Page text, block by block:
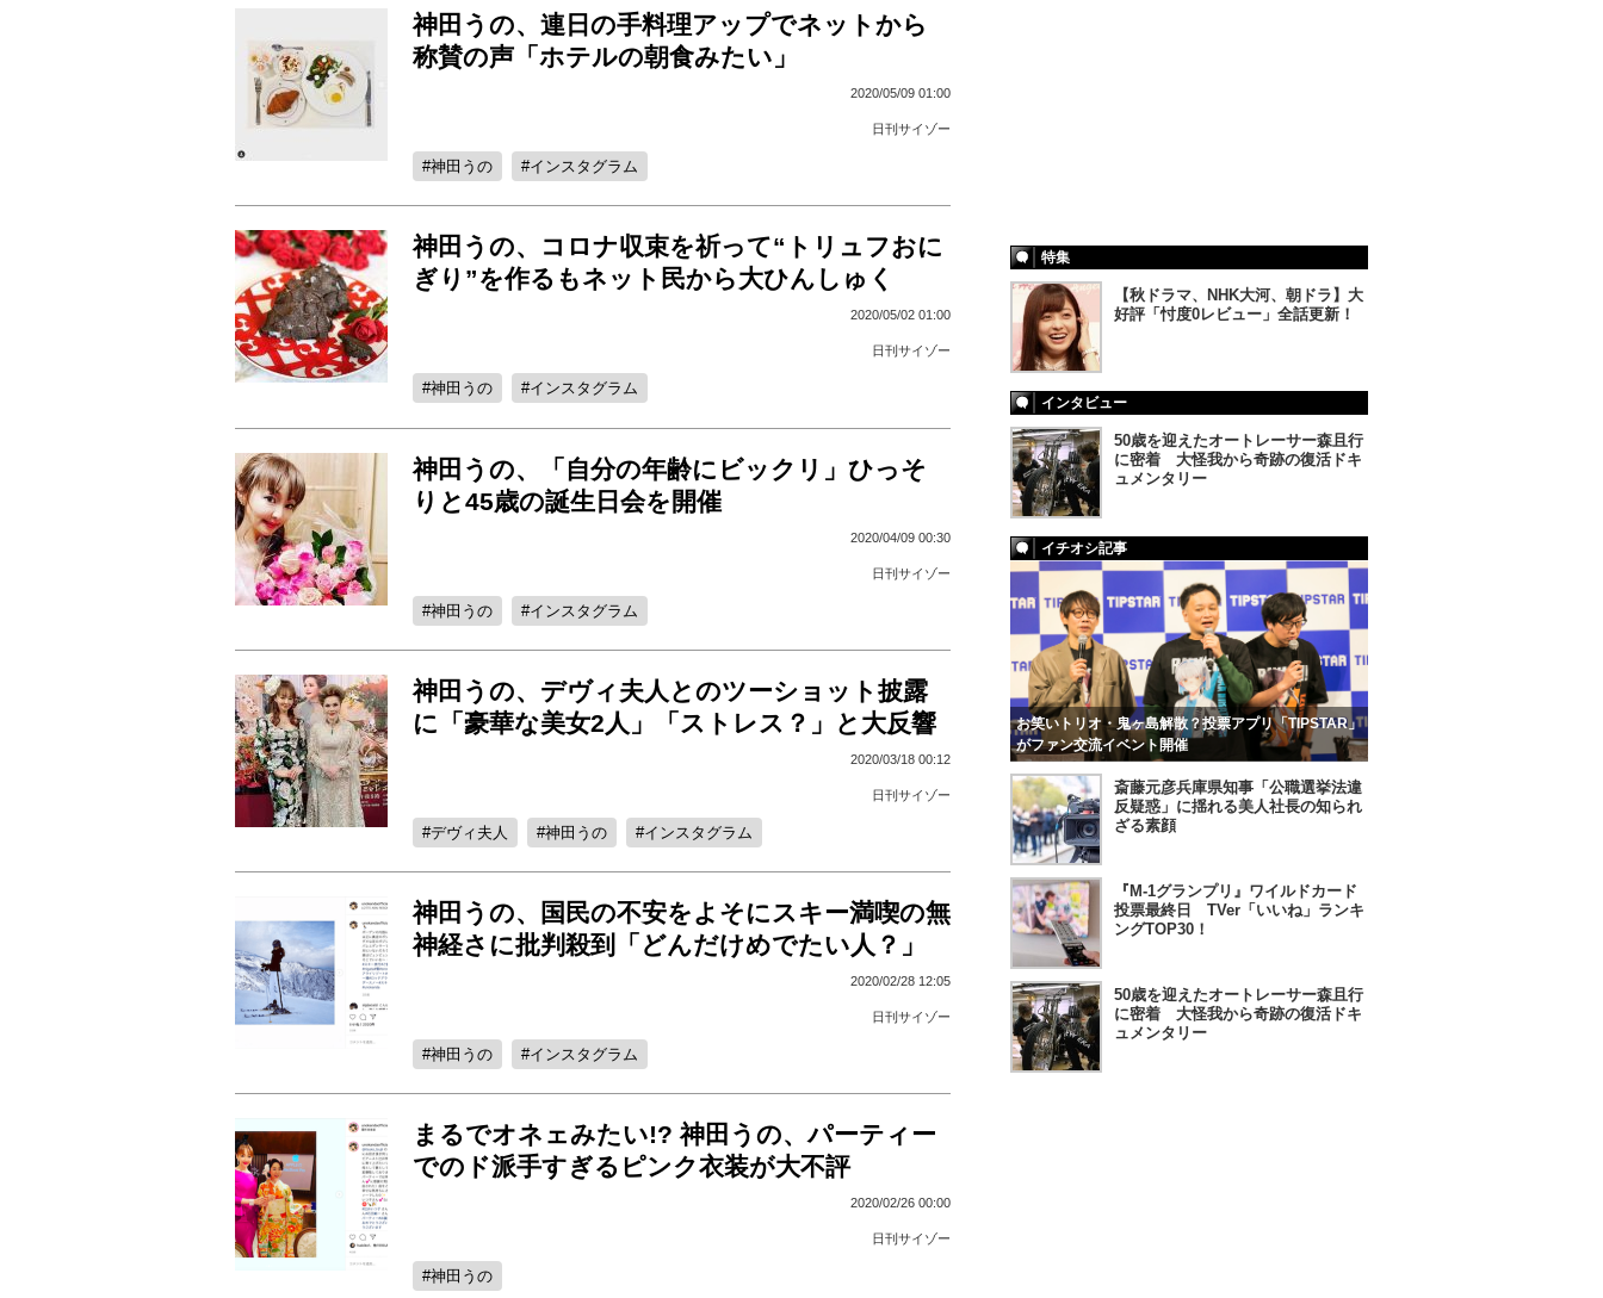
神田うの、連日の手料理アップでネットから
称賛の声「ホテルの朝食みたい」
2020/05/09 01:00
日刊サイゾー
神田うの インスタグラム
神田うの、コロナ収束を祈って“トリュフおに
ぎり”を作るもネット民から大ひんしゅく
2020/05/02 01:00
日刊サイゾー
神田うの インスタグラム
神田うの、「自分の年齢にビックリ」ひっそ
りと45歳の誕生日会を開催
2020/04/09 00:30
日刊サイゾー
神田うの インスタグラム
神田うの、デヴィ夫人とのツーショット披露
に「豪華な美女2人」「ストレス？」と大反響
2020/03/18 00:12
日刊サイゾー
デヴィ夫人 神田うの インスタグラム
神田うの、国民の不安をよそにスキー満喫の無
神経さに批判殺到「どんだけめでたい人？」
2020/02/28 12:05
日刊サイゾー
神田うの インスタグラム
まるでオネェみたい!? 神田うの、パーティー
でのド派手すぎるピンク衣装が大不評
2020/02/26 00:00
日刊サイゾー
神田うの
特集
【秋ドラマ、NHK大河、朝ドラ】大
好評「忖度0レビュー」全話更新！
インタビュー
50歳を迎えたオートレーサー森且行
に密着 大怪我から奇跡の復活ドキ
ュメンタリー
イチオシ記事
お笑いトリオ・鬼ヶ島解散？投票アプリ「TIPSTAR」
がファン交流イベント開催
斎藤元彦兵庫県知事「公職選挙法違
反疑惑」に揺れる美人社長の知られ
ざる素顔
『M-1グランプリ』ワイルドカード
投票最終日 TVer「いいね」ランキ
ングTOP30！
50歳を迎えたオートレーサー森且行
に密着 大怪我から奇跡の復活ドキ
ュメンタリー